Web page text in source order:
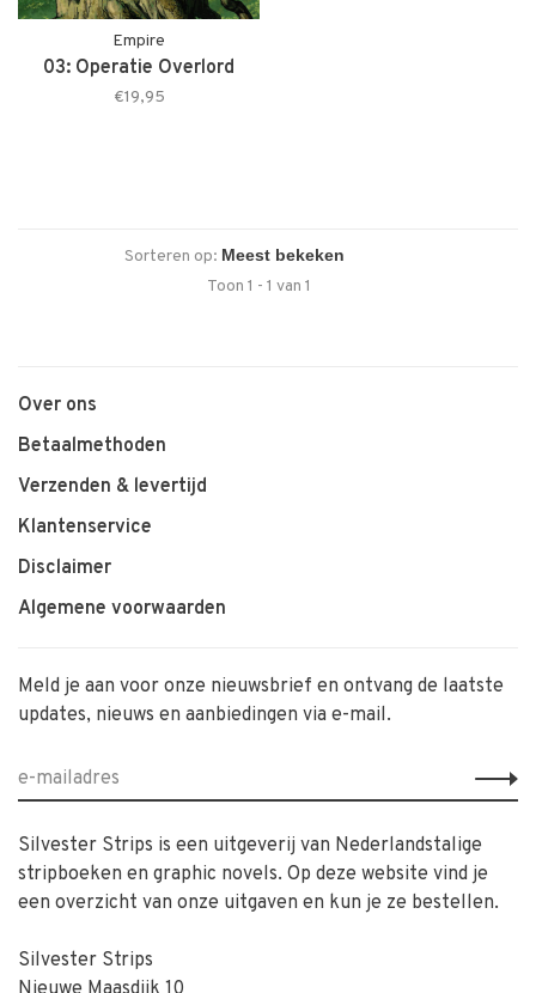
Empire
03: Operatie Overlord
€19,95
Sorteren op:
Toon 1 - 1 van 1
Over ons
Betaalmethoden
Verzenden & levertijd
Klantenservice
Disclaimer
Algemene voorwaarden
Meld je aan voor onze nieuwsbrief en ontvang de laatste
updates, nieuws en aanbiedingen via e-mail.
Silvester Strips is een uitgeverij van Nederlandstalige
stripboeken en graphic novels. Op deze website vind je
een overzicht van onze uitgaven en kun je ze bestellen.
Silvester Strips